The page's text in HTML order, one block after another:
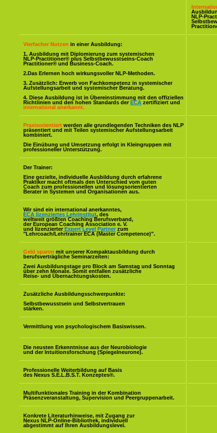
NLP-
Vierfacher Nutzen in einer Ausbildung:
1. Ausbildung mit Diplomierung zum systemischen
NLP-Practitioner® plus Selbstbewusstseins-Coach
Practitioner® und Business-Coach.
2.Das Erlernen hoch wirkungsvoller NLP-Methoden.
3. Zusätzlich: Erwerb von Fachkompetenz in systemischer
Aufstellungsarbeit und systemischer Beratung.
4. Diese Ausbildung ist in Übereinstimmung mit den offiziellen
Richtlinien und den hohen Standards der ECA zertifiziert und
international anerkannt.
Praxisorientiert werden alle grundlegenden Techniken des NLP
präsentiert und mit Teilen systemischer Aufstellungsarbeit
kombiniert.
Die Einübung und Umsetzung erfolgt in Kleingruppen mit
professioneller Unterstützung.
Der Trainer:
Eine gezielte, individuelle Ausbildung durch erfahrene
Praktiker macht oftmals den Unterschied vom guten
Coach zum professionellen und lösungsorientierten
Berater in Systemen und Organisationen aus.
Wir sind ein international anerkanntes,
ECA lizenziertes Lehrinstitut, des
weltweit größten Coaching Berufsverband,
der European Coaching Association e. V.
und lizenzierter Expert Level Partner zum
"Lehrcoach/Lehrtrainer ECA (Master Competence)".
Geld sparen mit unserer Kompaktausbildung durch
berufsverträgliche Seminarzeiten:
Zwei Ausbildungstage pro Block am Samstag und Sonntag
über zehn Monate. Somit entfallen zusätzliche
Reise- und Übernachtungskosten.
Zusätzliche Ausbildungsschwerpunkte:
Selbstbewusstsein und Selbstvertrauen
stärken.
Vermittlung von psychologischem Basiswissen.
Die neusten Erkenntnisse aus der Neurobiologie
und der Intuitionsforschung (Spiegelneurone).
Professionelle Weiterbildung auf Basis
des Nexus S.E.L.B.S.T. Konzeptes®.
Multifunktionales Training in der Kombination
Präsenzveranstaltung, Supervision und Peergruppenarbeit.
Konkrete Literaturhinweise, mit Zugang zur
Nexus NLP-Online-Bibliothek, individuell
abgestimmt auf Ihren Ausbildungslevel.